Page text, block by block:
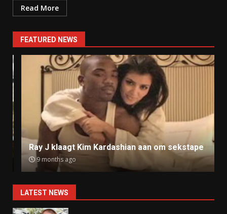
Read More
FEATURED NEWS
Ray J klaagt Kim Kardashian aan om sekstape
9 months ago
LATEST NEWS